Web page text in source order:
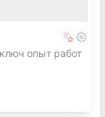
опыт работ